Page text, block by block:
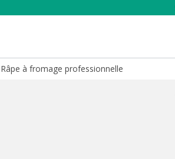
Râpe à fromage professionnelle